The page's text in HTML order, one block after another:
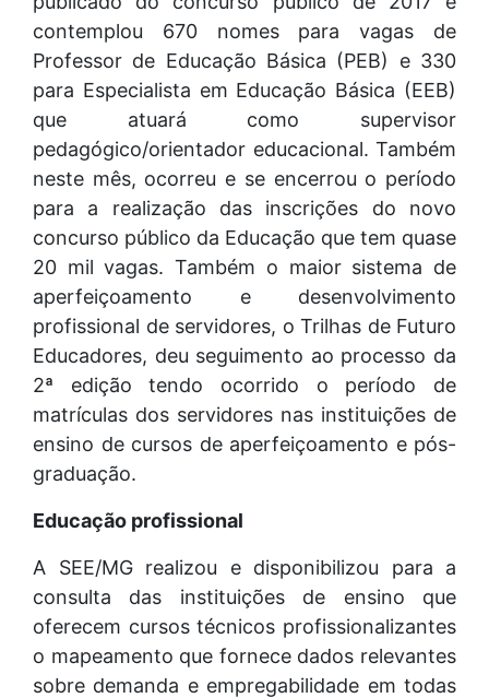
contemplou 670 nomes para vagas de
Professor de Educação Básica (PEB) e 330
para Especialista em Educação Básica (EEB)
que atuará como supervisor
pedagógico/orientador educacional. Também
neste mês, ocorreu e se encerrou o período
para a realização das inscrições do novo
concurso público da Educação que tem quase
20 mil vagas. Também o maior sistema de
aperfeiçoamento e desenvolvimento
profissional de servidores, o Trilhas de Futuro
Educadores, deu seguimento ao processo da
2ª edição tendo ocorrido o período de
matrículas dos servidores nas instituições de
ensino de cursos de aperfeiçoamento e pós-
graduação.
Educação profissional
A SEE/MG realizou e disponibilizou para a
consulta das instituições de ensino que
oferecem cursos técnicos profissionalizantes
o mapeamento que fornece dados relevantes
sobre demanda e empregabilidade em todas